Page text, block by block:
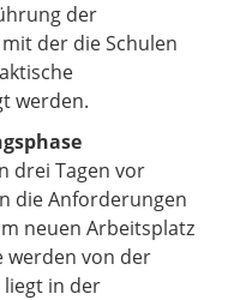
der
der die Schulen
werden.
drei Tagen vor
die Anforderungen
neuen Arbeitsplatz
werden von der
liegt in der